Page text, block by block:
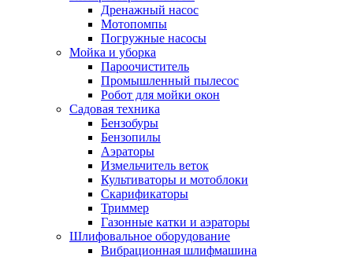
Дренажный насос
Мотопомпы
Погружные насосы
Мойка и уборка
Пароочиститель
Промышленный пылесос
Робот для мойки окон
Садовая техника
Бензобуры
Бензопилы
Аэраторы
Измельчитель веток
Культиваторы и мотоблоки
Скарификаторы
Триммер
Газонные катки и аэраторы
Шлифовальное оборудование
Вибрационная шлифмашина